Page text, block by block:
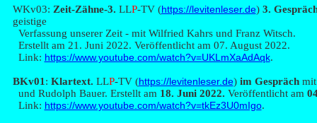
WKv03: Zeit-Zähne-3. LLP-TV (https://levitenleser.de)3.
geistige
Verfassung unserer Zeit - mit Wilfried Kahrs und Franz Witsch.
Erstellt am 21. Juni 2022. Veröffentlicht am 07. August 2022.
Link: https://www.youtube.com/watch?v=UKLmXaAdAqk.
BKv01 : Klartext. LLP-TV (https://levitenleser.de)im Gesprächmit
und Rudolph Bauer. Erstellt am 18. Juni 2022. Veröffentlicht am
Link: https://www.youtube.com/watch?v=tkEz3U0mIgo.